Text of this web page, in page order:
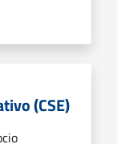
(CSE)